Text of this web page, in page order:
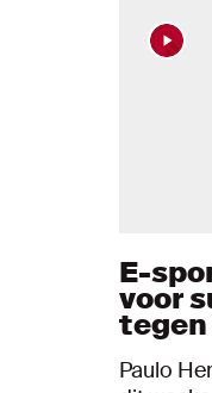
E-
voor
tegen
Paulo